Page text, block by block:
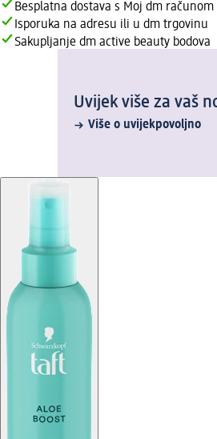
Besplatna dostava s Moj dm računom
Isporuka na adresu ili u dm trgovinu
Sakupljanje dm active beauty bodova
Uvijek više za vaš
Više o uvijekpovoljno